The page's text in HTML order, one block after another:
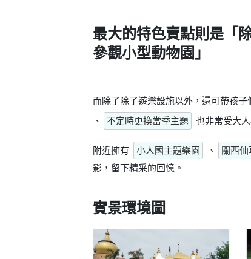
最大的特色賣點則是「
參觀小型動物園」
而除了除了遊樂設施以外，還可帶孩
、
不定時更換當季主題 也非常受大
附近擁有 小人國主題樂園 、 關西
影，留下精采的回憶。
實景環境圖